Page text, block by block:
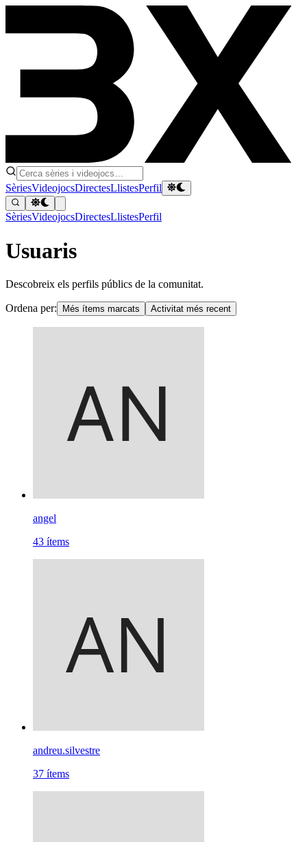
SèriesVideojocsDirectesLlistesPerfil
SèriesVideojocsDirectesLlistesPerfil
Usuaris
Descobreix els perfils públics de la comunitat.
Ordena per: Més ítems marcats Activitat més recent
angel
43 ítems
andreu.silvestre
37 ítems